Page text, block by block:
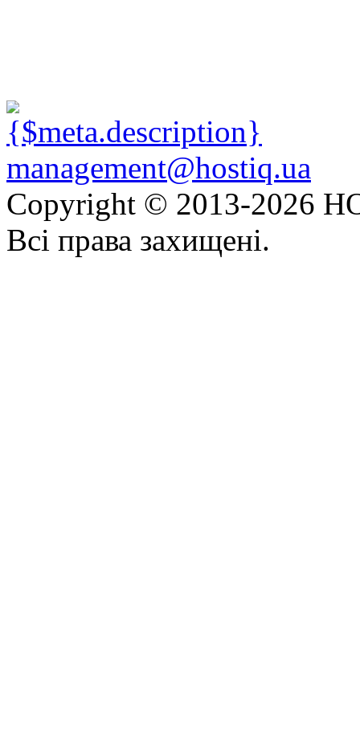
management@hostiq.ua
Copyright © 2013-2026
Всі права захищені.